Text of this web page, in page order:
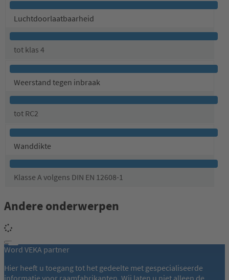
Luchtdoorlaatbaarheid
tot klas 4
Weerstand tegen inbraak
tot RC2
Wanddikte
Klasse A volgens DIN EN 12608-1
Andere onderwerpen
Word VEKA partner
Hier heeft u toegang tot het gedeelte met gespecialiseerde
informatie voor raamfabrikanten. Wij laten u niet alleen de